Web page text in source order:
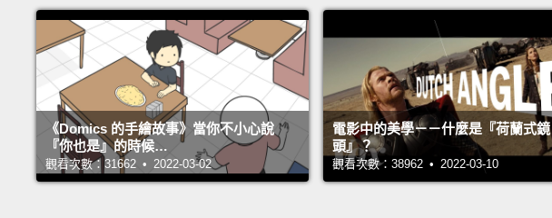
《Domics 的手繪故事》當你不小心說
『你也是』的時候…
觀看次數：31662 • 2022-03-02
電影中的美學－－什麼是『荷蘭式鏡
頭』？
觀看次數：38962 • 2022-03-10